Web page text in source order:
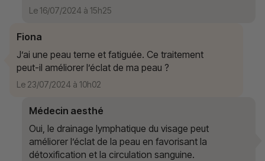
Le 16/07/2024 à 15h25
Fiona
J’ai une peau terne et fatiguée. Ce traitement
peut-il améliorer l’éclat de ma peau ?
Le 23/07/2024 à 10h02
Médecin aesthé
Oui, le drainage lymphatique du visage peut
améliorer l’éclat de la peau en favorisant la
détoxification et la circulation sanguine.